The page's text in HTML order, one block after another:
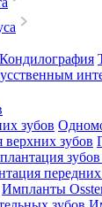
Кондилография
зубов
зубов
передних
Импланты